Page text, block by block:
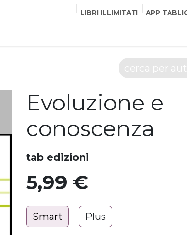
LIBRI ILLIMITATI APP
Evoluzione e
conoscenza
tab edizioni
5,99 €
Smart Plus